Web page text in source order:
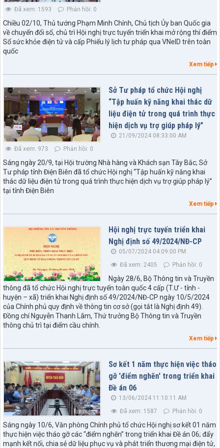
Đã xem: 1593
Phản hồi: 0
Chiều 02/10, Thủ tướng Phạm Minh Chính, Chủ tịch Ủy ban Quốc gia
về chuyển đổi số, chủ trì Hội nghị trực tuyến triển khai mở rộng thí điểm
Sổ sức khỏe điện tử và cấp Phiếu lý lịch tư pháp qua VNeID trên toàn
quốc
Xem tiếp
Sở Tư pháp tổ chức Hội nghị
“Tập huấn kỹ năng khai thác dữ
liệu điện tử trong quá trình thực
hiện dịch vụ trợ giúp pháp lý”
21/09/2024 08:33:00 AM
Đã xem: 973
Phản hồi: 0
Sáng ngày 20/9, tại Hội trường Nhà hàng và Khách sạn Tây Bắc; Sở
Tư pháp tỉnh Điện Biên đã tổ chức Hội nghị “Tập huấn kỹ năng khai
thác dữ liệu điện tử trong quá trình thực hiện dịch vụ trợ giúp pháp lý”
tại tỉnh Điện Biên
Xem tiếp
Hội nghị trực tuyến triển khai
Nghị định số 49/2024/NĐ-CP
05/07/2024 04:09:00 PM
Đã xem: 2405
Phản hồi: 0
Ngày 28/6, Bộ Thông tin và Truyền
thông đã tổ chức Hội nghị trực tuyến toàn quốc 4 cấp (T.Ư - tỉnh -
huyện – xã) triển khai Nghị định số 49/2024/NĐ-CP ngày 10/5/2024
của Chính phủ quy định về thông tin cơ sở (gọi tắt là Nghị định 49).
Đồng chí Nguyễn Thanh Lâm, Thứ trưởng Bộ Thông tin và Truyền
thông chủ trì tại điểm cầu chính.
Xem tiếp
Sơ kết 1 năm thực hiện việc tháo
gỡ 'điểm nghẽn' trong triển khai
Đề án 06
13/06/2024 11:10:11 AM
Đã xem: 1587
Phản hồi: 0
Sáng ngày 10/6, Văn phòng Chính phủ tổ chức Hội nghị sơ kết 01 năm
thực hiện việc tháo gỡ các “điểm nghẽn” trong triển khai Đề án 06; đẩy
mạnh kết nối, chia sẻ dữ liệu phục vụ và phát triển thương mại điện tử,